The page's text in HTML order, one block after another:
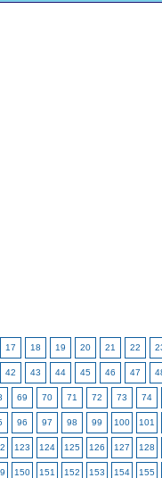
17 18 19 20 21 22
42 43 44 45 46 47
69 70 71 72 73 74
96 97 98 99 100 101
123 124 125 126 127 128
150 151 152 153 154 155